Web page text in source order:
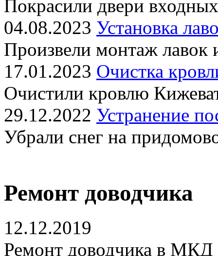
Покрасили двери
04.08.2023 Установка
Произвели монтаж
17.01.2023 Очистка
Очистили кровлю
29.12.2022 Устранение
Убрали снег на
Ремонт доводчика
12.12.2019
Ремонт доводчика в МКД